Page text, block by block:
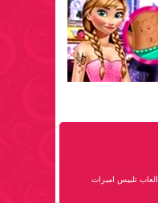
العاب تلبيس اميرات